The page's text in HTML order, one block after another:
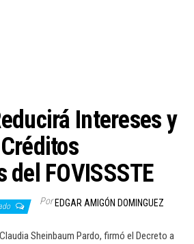
Intereses y
del FOVISSSTE
Por EDGAR AMIGÓN DOMINGUEZ
Sheinbaum Pardo, firmó el Decreto a